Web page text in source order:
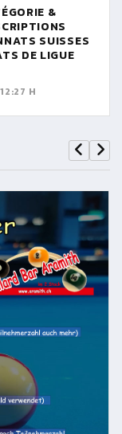
&
SUISSES
DE LIGUE
H